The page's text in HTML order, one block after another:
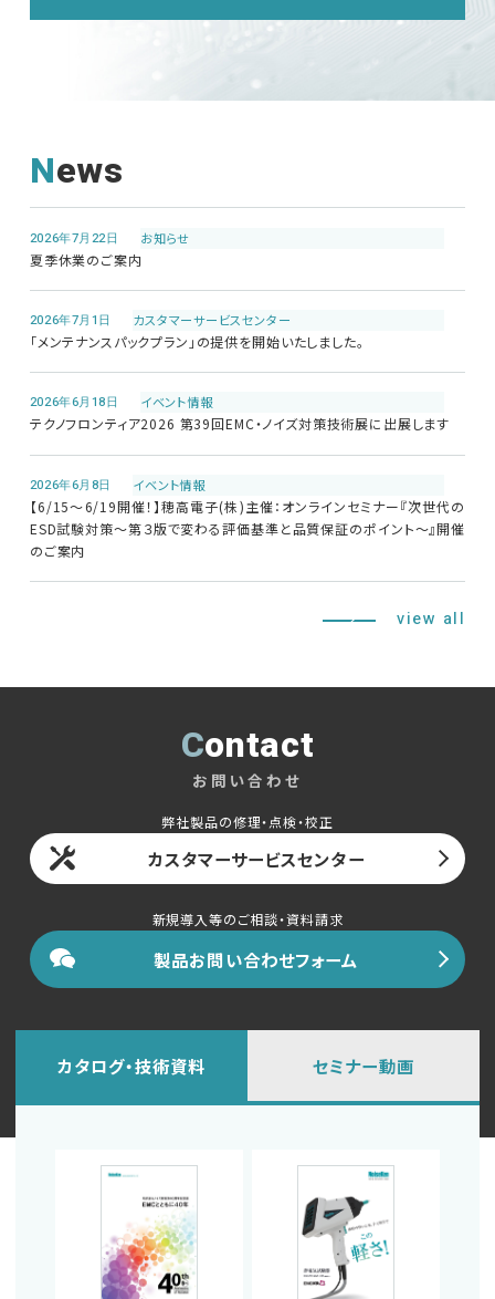
News
2026年7月22日 お知らせ
夏季休業のご案内
2026年7月1日 カスタマーサービスセンター
「メンテナンスパックプラン」の提供を開始いたしました。
2026年6月18日 イベント情報
テクノフロンティア2026 第39回EMC・ノイズ対策技術展に出展します
2026年6月8日 イベント情報
【6/15～6/19開催！】穂高電子(株)主催：オンラインセミナー『次世代の
ESD試験対策～第３版で変わる評価基準と品質保証のポイント～』開催
のご案内
view all
Contact
お問い合わせ
弊社製品の修理・点検・校正
カスタマーサービスセンター
新規導入等のご相談・資料請求
製品お問い合わせフォーム
カタログ・技術資料 セミナー動画